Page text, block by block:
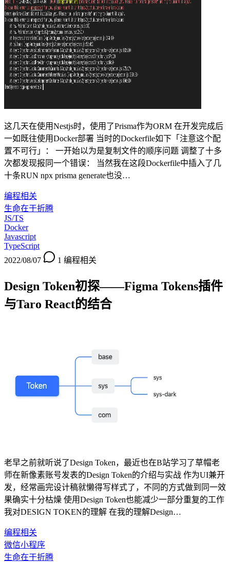
这几天在使用Nestjs时，使用了Prisma作为ORM 在开发完成后
一如既往使用Docker部署 当时的Dockerfile如下「注意这个配
置不可行」： 一开始以为是复制文件的顺序问题 调整了十多
次都发现报同一个错误： 当然我在这段Dockerfile中插入了几
十条RUN npx prisma generate也没…
编程相关
生命在于折腾
JS/TS
Docker
Javascript
TypeScript
2022/08/07
1 编程相关
Design Token初探——Figma Tokens插件
与Taro React的结合
老早之前就听说了Design Token，最近也在B站学习了草帽老
师在新像素账号发表的Design Token的介绍与实战 作为UI兼开
发，经常画完设计稿就懒得写样式了，不同的方式做到同一效
果确实十分枯燥 使用Design Token也能减少一部分重复的工作
我对DESIGN TOKEN的理解 在我的理解Design…
编程相关
微信小程序
生命在于折腾